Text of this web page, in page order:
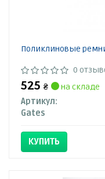
Поликлиновые
0
525 ₴
на складе
Артикул:
Gates
КУПИТЬ